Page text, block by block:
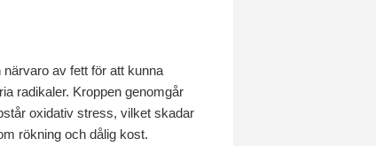
av fett för att kunna
radikaler. Kroppen genomgår
oxidativ stress, vilket skadar
rökning och dålig kost.